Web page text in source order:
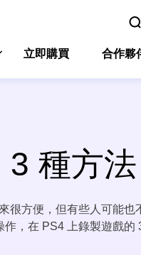

RecExpertsMac 版本
macOS螢幕錄製
Online Screen
免費線上螢幕錄影工具
立即購買 合作夥
3 種方法
很方便，但有些人可能也
，在 PS4 上錄製遊戲的